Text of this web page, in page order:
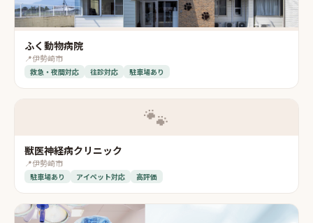
ふく動物病院
📍伊勢崎市
救急・夜間対応 往診対応 駐車場あり
🐾
獣医神経病クリニック
📍伊勢崎市
駐車場あり アイペット対応 高評価